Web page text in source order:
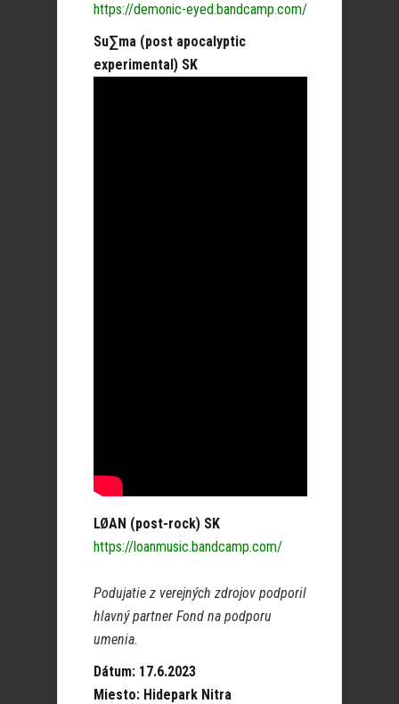
https://demonic-eyed.bandcamp.com/
Su∑ma (post apocalyptic
experimental) SK
LØAN (post-rock) SK
https://loanmusic.bandcamp.com/
Podujatie z verejných zdrojov podporil
hlavný partner Fond na podporu
umenia.
Dátum: 17.6.2023
Miesto: Hidepark Nitra